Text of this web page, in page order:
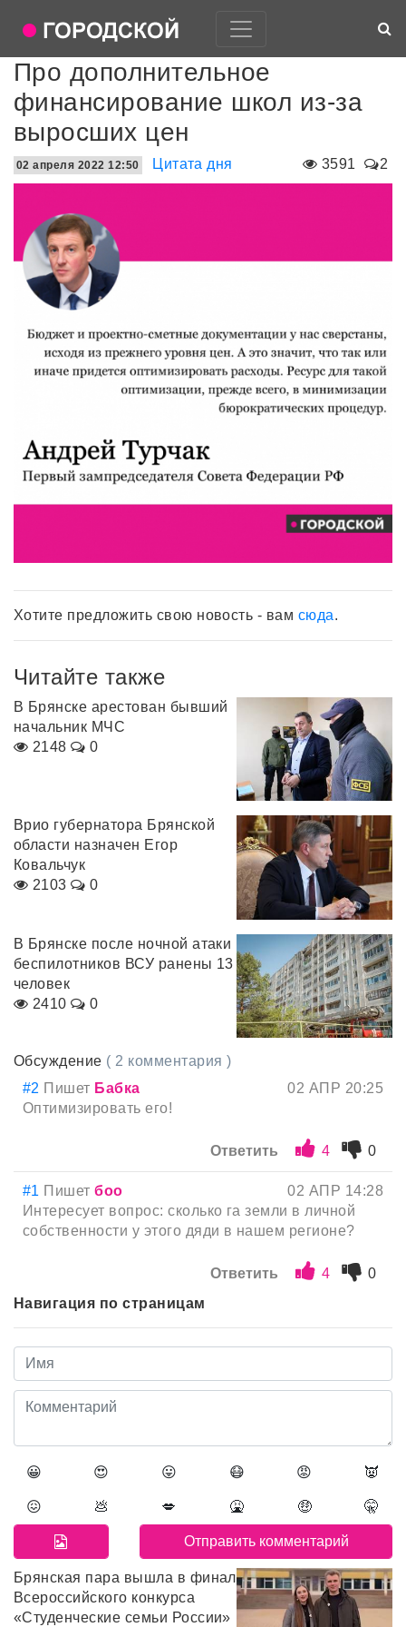
Про дополнительное
финансирование школ из-за
выросших цен
3591 2
02 апреля 2022 12:50 Цитата дня
Хотите предложить свою новость - вам сюда.
Читайте также
В Брянске арестован бывший
начальник МЧС
2148
0
Врио губернатора Брянской
области назначен Егор
Ковальчук
2103
0
В Брянске после ночной атаки
беспилотников ВСУ ранены 13
человек
2410
0
Обсуждение ( 2 комментария )
#2 Пишет Бабка
02 АПР 20:25
Оптимизировать его!
Ответить 4 0
#1 Пишетбоо
02 АПР 14:28
Интересует вопрос: сколько га земли в личной
собственности у этого дяди в нашем регионе?
Ответить 4
0
Навигация по страницам
😀 😍 😛 😷 😡 👿
😖 💩 💋 🤮 🤑 🤫
Брянская пара вышла в финал
Всероссийского конкурса
«Студенческие семьи России»